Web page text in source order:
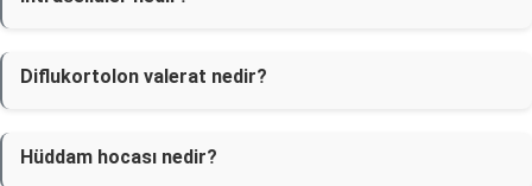
Diflukortolon valerat nedir?
Hüddam hocası nedir?